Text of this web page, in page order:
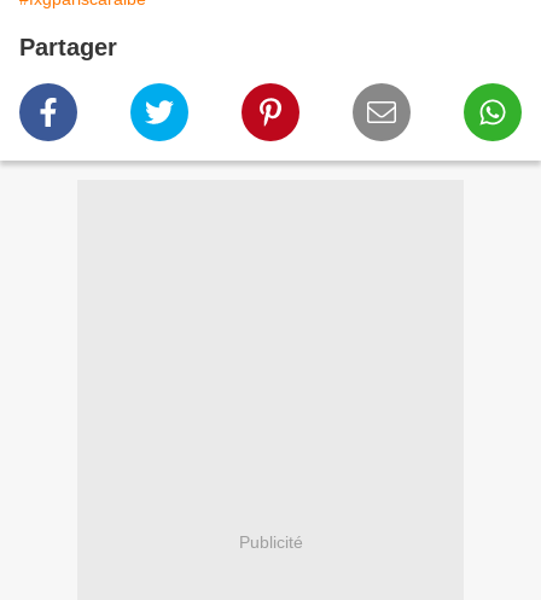
Partager
Publicité